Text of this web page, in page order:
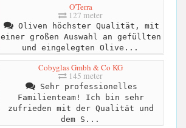
O'Terra
127 meter
Oliven höchster Qualität, mit
einer großen Auswahl an gefüllten
und eingelegten Olive...
Cobyglas Gmbh & Co KG
145 meter
Sehr professionelles
Familienteam! Ich bin sehr
zufrieden mit der Qualität und
dem S...